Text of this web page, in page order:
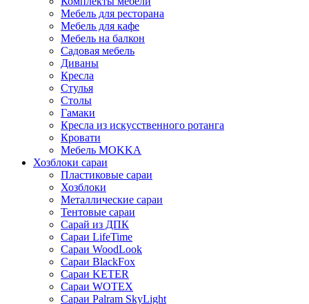
Мебель для ресторана
Мебель для кафе
Мебель на балкон
Садовая мебель
Диваны
Кресла
Стулья
Столы
Гамаки
Кресла из искусственного ротанга
Кровати
Мебель MOKKA
Хозблоки сараи
Пластиковые сараи
Хозблоки
Металлические сараи
Тентовые сараи
Сарай из ДПК
Cараи LifeTime
Cараи WoodLook
Сараи BlackFox
Сараи KETER
Сараи WOTEX
Сараи Palram SkyLight